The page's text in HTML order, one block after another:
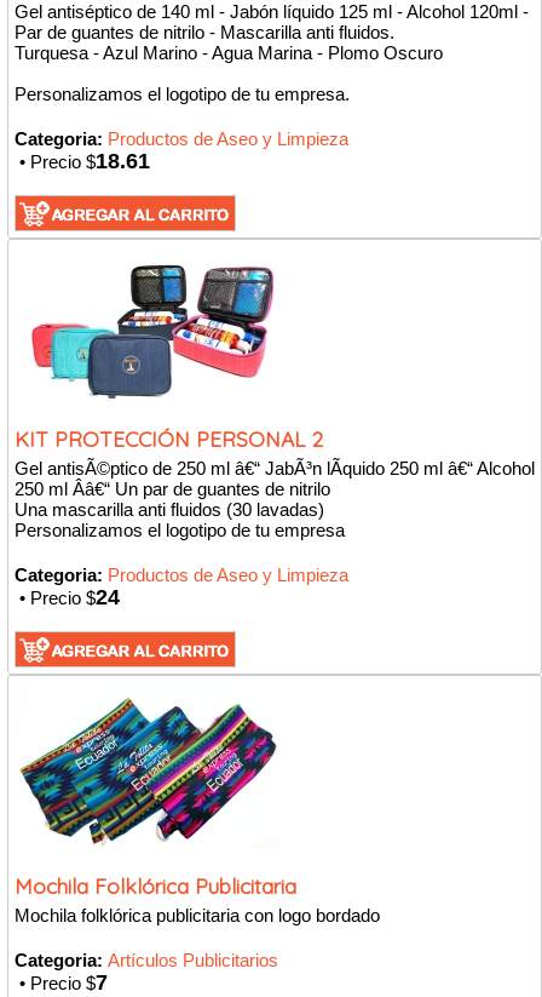
Gel antiséptico de 140 ml - Jabón lí­quido 125 ml - Alcohol 120ml -
Par de guantes de nitrilo - Mascarilla anti fluidos.
Turquesa - Azul Marino - Agua Marina - Plomo Oscuro
Personalizamos el logotipo de tu empresa.
Categoria: Productos de Aseo y Limpieza
• Precio $18.61
KIT PROTECCIÓN PERSONAL 2
Gel antisÃ©ptico de 250 ml â€“ JabÃ³n lÃ­quido 250 ml â€“ Alcohol
250 ml Â­â€“ Un par de guantes de nitrilo
Una mascarilla anti fluidos (30 lavadas)
Personalizamos el logotipo de tu empresa
Categoria: Productos de Aseo y Limpieza
• Precio $24
Mochila Folklórica Publicitaria
Mochila folklórica publicitaria con logo bordado
Categoria: Artí­culos Publicitarios
• Precio $7